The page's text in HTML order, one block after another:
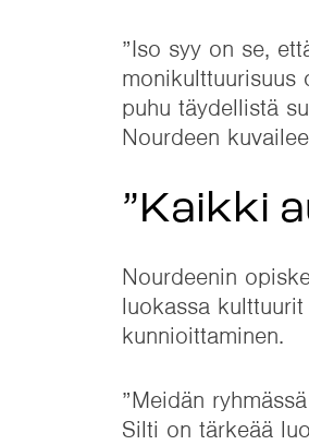
”Iso syy on se,
monikulttuurisuus
puhu täydellistä
Nourdeen
”Kaikki
Nourdeenin
luokassa
kunnioittaminen.
”Meidän
Silti on tärkeää